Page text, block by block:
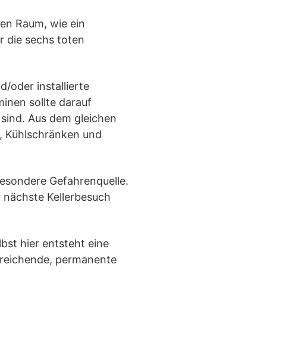
Raum, wie ein
die sechs toten
oder installierte
sollte darauf
sind. Aus dem gleichen
und
Gefahrenquelle.
Kellerbesuch
hier entsteht eine
permanente